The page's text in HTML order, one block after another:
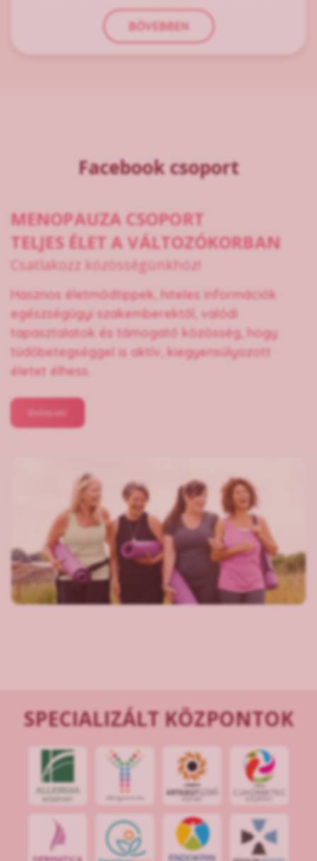
BŐVEBBEN
Facebook csoport
MENOPAUZA CSOPORT
TELJES ÉLET A VÁLTOZÓKORBAN
Csatlakozz közösségünkhöz!
Hasznos életmódtippek, hiteles információk
egészségügyi szakemberektől, valódi
tapasztalatok és támogató közösség, hogy
tüdőbetegséggel is aktív, kiegyensúlyozott
életet élhess.
Belépek!
SPECIALIZÁLT KÖZPONTOK